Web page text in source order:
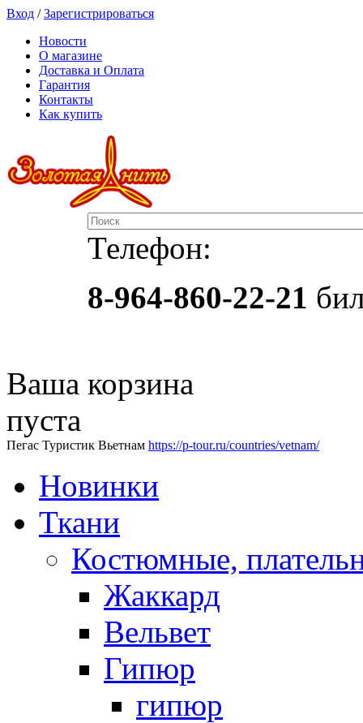
Вход /Зарегистрироваться
Новости
О магазине
Доставка и Оплата
Гарантия
Контакты
Как купить
Телефон:
8-964-860-22-21
Ваша корзина
пуста
Пегас Туристик Вьетнам https://p-tour.ru/countries/vetnam/
Новинки
Ткани
Костюмные,
Жаккард
Вельвет
Гипюр
гипюр